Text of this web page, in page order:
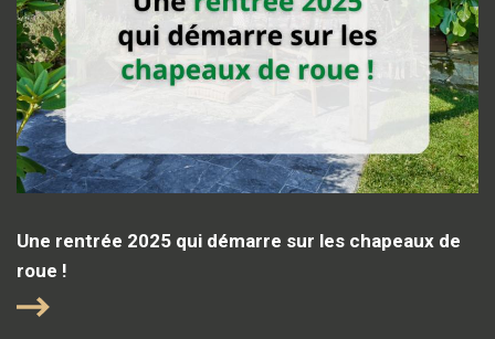
Une rentrée 2025 qui démarre sur les chapeaux de
roue !